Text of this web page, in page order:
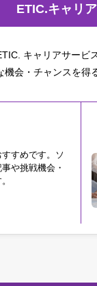
ETIC.キャリ
キャリアサービ
機会・チャンスを得
すめです。ソ
や挑戦機会・